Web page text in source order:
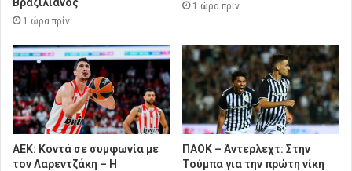
1 ώρα πρίν
1 ώρα πρίν
ΑΕΚ: Κοντά σε συμφωνία με
τον Λαρεντζάκη – Η
ΠΑΟΚ – Άντερλεχτ: Στην
Τούμπα για την πρώτη νίκη